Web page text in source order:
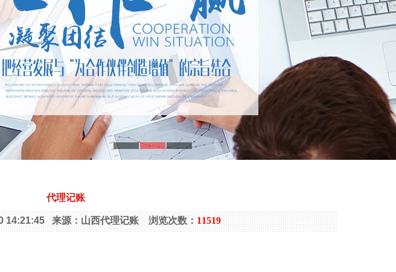
代理记账
14:21:45 来源：山西代理记账 浏览次数： 11519